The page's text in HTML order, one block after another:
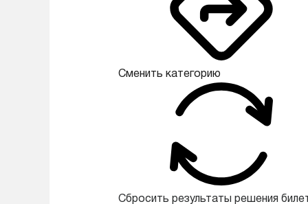
Сменить категорию
Сбросить результаты решения